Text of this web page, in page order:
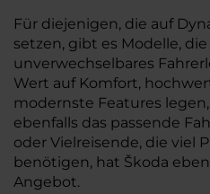
Für diejenigen, die auf
setzen, gibt es Modelle,
unverwechselbares
Wert auf Komfort,
modernste Features
ebenfalls das passende
oder Vielreisende, die viel
benötigen, hat Škoda
Angebot.